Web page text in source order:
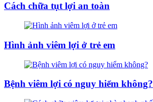
Cách chữa tụt lợi an toàn
Hình ảnh viêm lợi ở trẻ em
Bệnh viêm lợi có nguy hiểm không?